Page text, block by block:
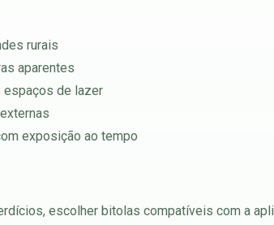
rurais
aparentes
espaços de lazer
exposição ao tempo
escolher bitolas compatíveis com a